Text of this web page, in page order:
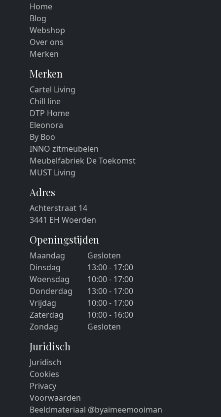
Home
Blog
Webshop
Over ons
Merken
Merken
Cartel Living
Chill line
DTP Home
Eleonora
By Boo
INNO zitmeubelen
Meubelfabriek De Toekomst
MUST Living
Adres
Achterstraat 14
3441 EH Woerden
Openingstijden
Maandag
Gesloten
Dinsdag
13:00 - 17:00
Woensdag
10:00 - 17:00
Donderdag
13:00 - 17:00
Vrijdag
10:00 - 17:00
Zaterdag
10:00 - 16:00
Zondag
Gesloten
Juridisch
Juridisch
Cookies
Privacy
Voorwaarden
Beeldmateriaal @byaimeemooiman